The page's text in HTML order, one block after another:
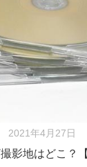
2021年4月27日
影地はどこ？